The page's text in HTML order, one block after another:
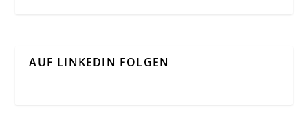
AUF LINKEDIN FOLGEN